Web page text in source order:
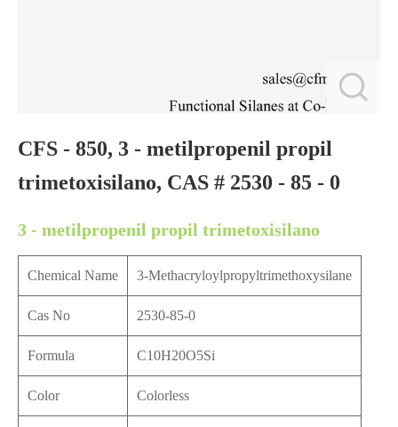
CFS - 850, 3 - metilpropenil propil
trimetoxisilano, CAS # 2530 - 85 - 0
3 - metilpropenil propil trimetoxisilano
Chemical Name 3-Methacryloylpropyltrimethoxysilane
Cas No 2530-85-0
Formula C10H20O5Si
Color Colorless